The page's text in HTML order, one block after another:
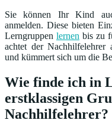
Sie können Ihr Kind
anmelden. Diese bieten
Lerngruppen lernen bis zu
achtet der Nachhilfelehrer
und kümmert sich um die
Wie finde ich in
erstklassigen
Nachhilfelehrer?